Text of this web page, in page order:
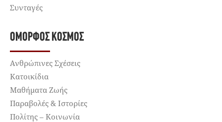
Συνταγές
ΌΜΟΡΦΟΣ ΚΌΣΜΟΣ
Ανθρώπινες Σχέσεις
Κατοικίδια
Μαθήματα Ζωής
Παραβολές & Ιστορίες
Πολίτης – Κοινωνία